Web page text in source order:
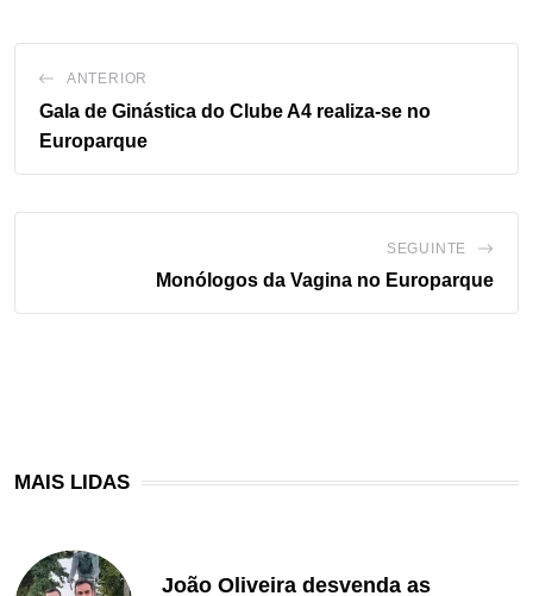
ANTERIOR
Gala de Ginástica do Clube A4 realiza-se no
Europarque
SEGUINTE
Monólogos da Vagina no Europarque
MAIS LIDAS
João Oliveira desvenda as